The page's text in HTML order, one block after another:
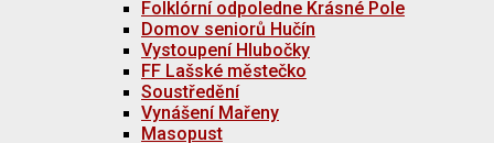
Folklórní odpoledne Krásné Pole
Domov seniorů Hučín
Vystoupení Hlubočky
FF Lašské městečko
Soustředění
Vynášení Mařeny
Masopust